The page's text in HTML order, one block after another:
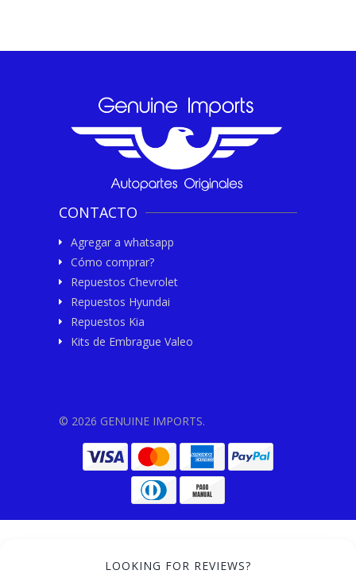
CONTACTO
Agregar a whatsapp
Cómo comprar?
Repuestos Chevrolet
Repuestos Hyundai
Repuestos Kia
Kits de Embrague Valeo
© 2026 GENUINE IMPORTS.
LOOKING FOR REVIEWS?